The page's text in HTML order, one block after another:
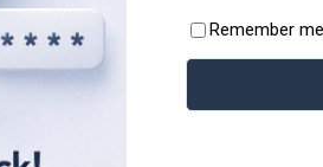
Có những lúc, sống “chua” một chút mới
phần ngọt của đời mình Xin chào những
lại với Blog của Thiệp. Có những bài học
Remember me